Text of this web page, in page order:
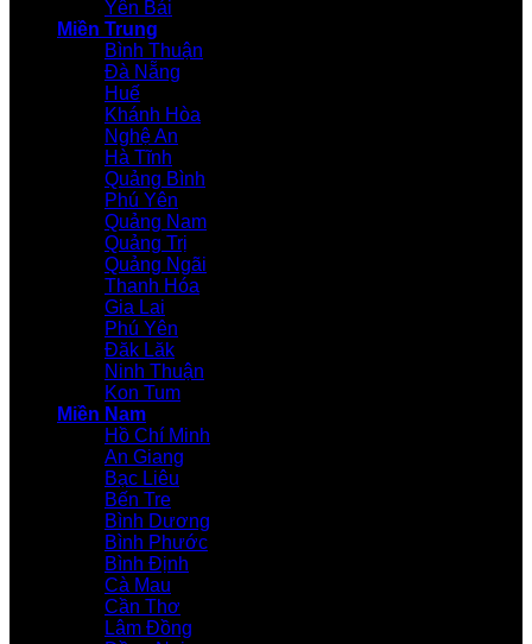
Yên Bái
Miền Trung
Bình Thuận
Đà Nẵng
Huế
Khánh Hòa
Nghệ An
Hà Tĩnh
Quảng Bình
Phú Yên
Quảng Nam
Quảng Trị
Quảng Ngãi
Thanh Hóa
Gia Lai
Phú Yên
Đăk Lăk
Ninh Thuận
Kon Tum
Miền Nam
Hồ Chí Minh
An Giang
Bạc Liêu
Bến Tre
Bình Dương
Bình Phước
Bình Định
Cà Mau
Cần Thơ
Lâm Đồng